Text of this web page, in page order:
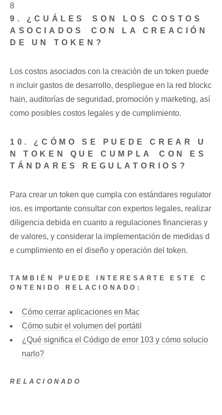
8
9. ¿CUÁLES⁤ SON LOS COSTOS
ASOCIADOS⁢ CON LA CREACIÓN
DE UN ‍TOKEN?
Los costos asociados con la creación ⁤de un token⁤ puede
n incluir gastos de desarrollo, ​despliegue en⁤ la red blockc
hain, ⁣auditorías de seguridad, promoción y marketing,‌ así​
como ​posibles costos legales y de cumplimiento.
10. ¿CÓMO SE PUEDE ‌CREAR U
N TOKEN QUE CUMPLA ⁤CON ES
TÁNDARES REGULATORIOS?
Para crear‌ un token que cumpla con estándares regulator
ios, es importante consultar ‌con‍ expertos ‍legales, realizar
diligencia debida en cuanto a regulaciones financieras y
de valores, y⁢ considerar la implementación ⁢de medidas ⁢d
e cumplimiento ‌en el ⁤diseño y operación del token. ⁤
TAMBIÉN PUEDE INTERESARTE ESTE C
ONTENIDO RELACIONADO:
Cómo cerrar aplicaciones en Mac
Cómo subir el volumen del portátil
¿Qué significa el Código de error 103 y cómo solucio
narlo?
RELACIONADO